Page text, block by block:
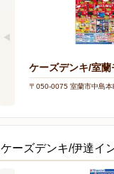
ケーズデンキ/室蘭
〒050-0075 室蘭市中島本
ケーズデンキ/伊達イ